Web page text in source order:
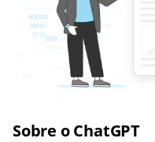
Sobre o ChatGPT